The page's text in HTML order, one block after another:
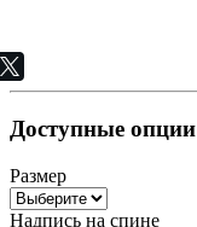
Доступные опции
Размер
Надпись на спине